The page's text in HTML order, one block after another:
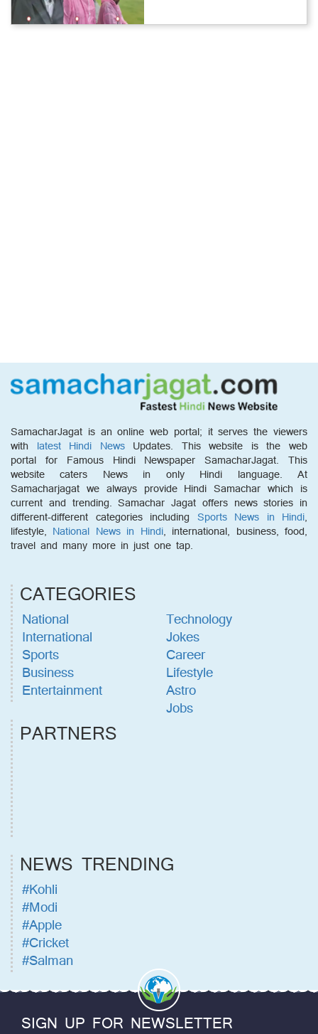
SamacharJagat is an online web portal; it serves the viewers
with latest Hindi NewsUpdates. This website is the web
portal for Famous Hindi Newspaper SamacharJagat. This
website caters News in only Hindi language. At
Samacharjagat we always provide Hindi Samachar which is
current and trending. Samachar Jagat offers news stories in
different-different categories including Sports News in Hindi,
lifestyle, National News in Hindi, international, business, food,
travel and many more in just one tap.
CATEGORIES
National
International
Sports
Business
Entertainment
Technology
Jokes
Career
Lifestyle
Astro
Jobs
PARTNERS
NEWS TRENDING
#Kohli
#Modi
#Apple
#Cricket
#Salman
SIGN UP FOR NEWSLETTER